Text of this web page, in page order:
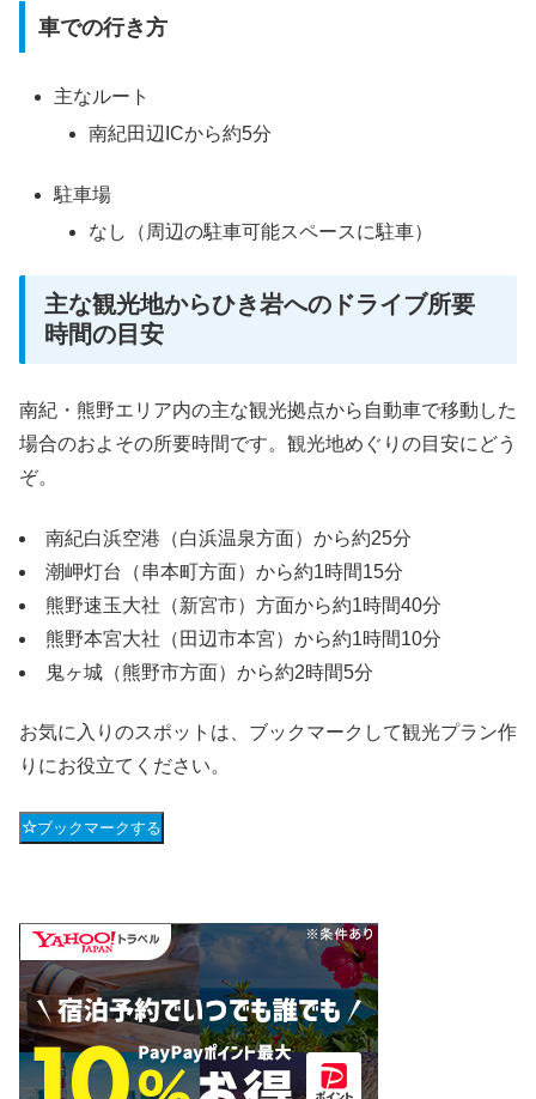
車での行き方
主なルート
南紀田辺ICから約5分
駐車場
なし（周辺の駐車可能スペースに駐車）
主な観光地からひき岩へのドライブ所要
時間の目安
南紀・熊野エリア内の主な観光拠点から自動車で移動した
場合のおよその所要時間です。観光地めぐりの目安にどう
ぞ。
南紀白浜空港（白浜温泉方面）から約25分
潮岬灯台（串本町方面）から約1時間15分
熊野速玉大社（新宮市）方面から約1時間40分
熊野本宮大社（田辺市本宮）から約1時間10分
鬼ヶ城（熊野市方面）から約2時間5分
お気に入りのスポットは、ブックマークして観光プラン作
りにお役立てください。
ブックマークする